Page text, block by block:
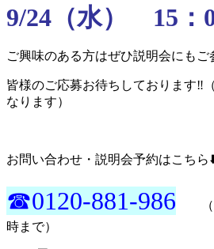
9/24（水） 15：
ご興味のある方はぜひ説明会にもご
皆様のご応募お待ちしております‼️
なります）
お問い合わせ・説明会予約はこちら
☎0120-881-986 （受
時まで）